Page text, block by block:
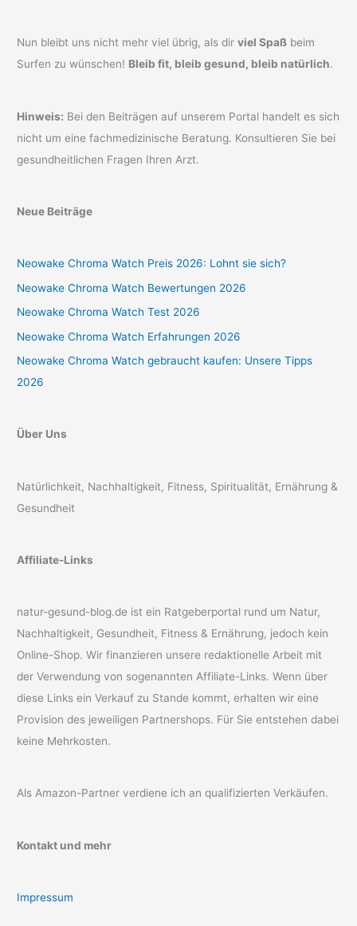
Nun bleibt uns nicht mehr viel übrig, als dirviel Spaß beim
Surfen zu wünschen! Bleib fit, bleib gesund, bleib natürlich.
Hinweis: Bei den Beiträgen auf unserem Portal handelt es sich
nicht um eine fachmedizinische Beratung. Konsultieren Sie bei
gesundheitlichen Fragen Ihren Arzt.
Neue Beiträge
Neowake Chroma Watch Preis 2026: Lohnt sie sich?
Neowake Chroma Watch Bewertungen 2026
Neowake Chroma Watch Test 2026
Neowake Chroma Watch Erfahrungen 2026
Neowake Chroma Watch gebraucht kaufen: Unsere Tipps
2026
Über Uns
Natürlichkeit, Nachhaltigkeit, Fitness, Spiritualität, Ernährung &
Gesundheit
Affiliate-Links
natur-gesund-blog.de ist ein Ratgeberportal rund um Natur,
Nachhaltigkeit, Gesundheit, Fitness & Ernährung, jedoch kein
Online-Shop. Wir finanzieren unsere redaktionelle Arbeit mit
der Verwendung von sogenannten Affiliate-Links. Wenn über
diese Links ein Verkauf zu Stande kommt, erhalten wir eine
Provision des jeweiligen Partnershops. Für Sie entstehen dabei
keine Mehrkosten.
Als Amazon-Partner verdiene ich an qualifizierten Verkäufen.
Kontakt und mehr
Impressum